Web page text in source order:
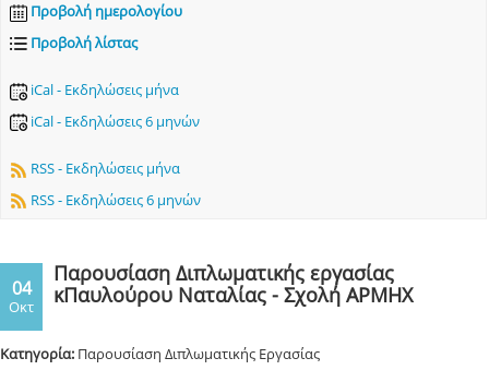
Προβολή ημερολογίου
Προβολή λίστας
iCal - Εκδηλώσεις μήνα
iCal - Εκδηλώσεις 6 μηνών
RSS - Εκδηλώσεις μήνα
RSS - Εκδηλώσεις 6 μηνών
04
Οκτ
Παρουσίαση Διπλωματικής εργασίας
κΠαυλούρου Ναταλίας - Σχολή ΑΡΜΗΧ
Κατηγορία: Παρουσίαση Διπλωματικής Εργασίας